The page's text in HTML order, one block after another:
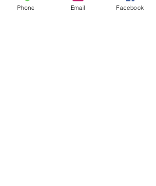
Phone Email Facebook